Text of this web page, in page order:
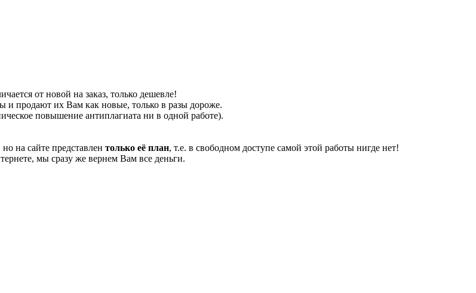
от новой на заказ, только дешевле!
и продают их Вам как новые, только в разы дороже.
повышение антиплагиата ни в одной работе).
на сайте представлен только её план, т.е. в свободном доступе самой этой работы нигде нет!
мы сразу же вернем Вам все деньги.